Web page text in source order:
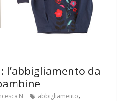
l’abbigliamento da
N abbigliamento,